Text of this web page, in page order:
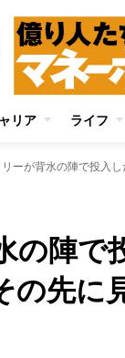
リア ライフ
の陣で
先に